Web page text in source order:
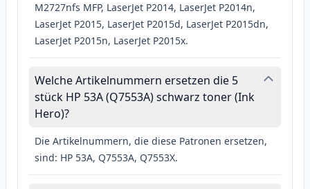
M2727nfs MFP, LaserJet P2014, LaserJet P2014n,
LaserJet P2015, LaserJet P2015d, LaserJet P2015dn,
LaserJet P2015n, LaserJet P2015x.
Welche Artikelnummern ersetzen die 5
stück HP 53A (Q7553A) schwarz toner (Ink
Hero)?
Die Artikelnummern, die diese Patronen ersetzen,
sind: HP 53A, Q7553A, Q7553X.